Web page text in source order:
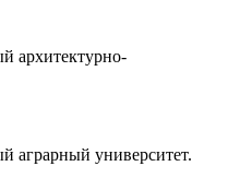
архитектурно-
аграрный университет.